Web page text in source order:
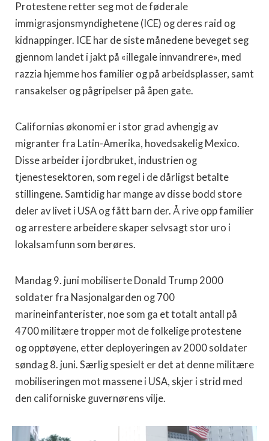
Protestene retter seg mot de føderale
immigrasjonsmyndighetene (ICE) og deres raid og
kidnappinger. ICE har de siste månedene beveget seg
gjennom landet i jakt på «illegale innvandrere», med
razzia hjemme hos familier og på arbeidsplasser, samt
ransakelser og pågripelser på åpen gate.
Californias økonomi er i stor grad avhengig av
migranter fra Latin-Amerika, hovedsakelig Mexico.
Disse arbeider i jordbruket, industrien og
tjenestesektoren, som regel i de dårligst betalte
stillingene. Samtidig har mange av disse bodd store
deler av livet i USA og fått barn der. Å rive opp familier
og arrestere arbeidere skaper selvsagt stor uro i
lokalsamfunn som berøres.
Mandag 9. juni mobiliserte Donald Trump 2000
soldater fra Nasjonalgarden og 700
marineinfanterister, noe som ga et totalt antall på
4700 militære tropper mot de folkelige protestene
og opptøyene, etter deployeringen av 2000 soldater
søndag 8. juni. Særlig spesielt er det at denne militære
mobiliseringen mot massene i USA, skjer i strid med
den californiske guvernørens vilje.